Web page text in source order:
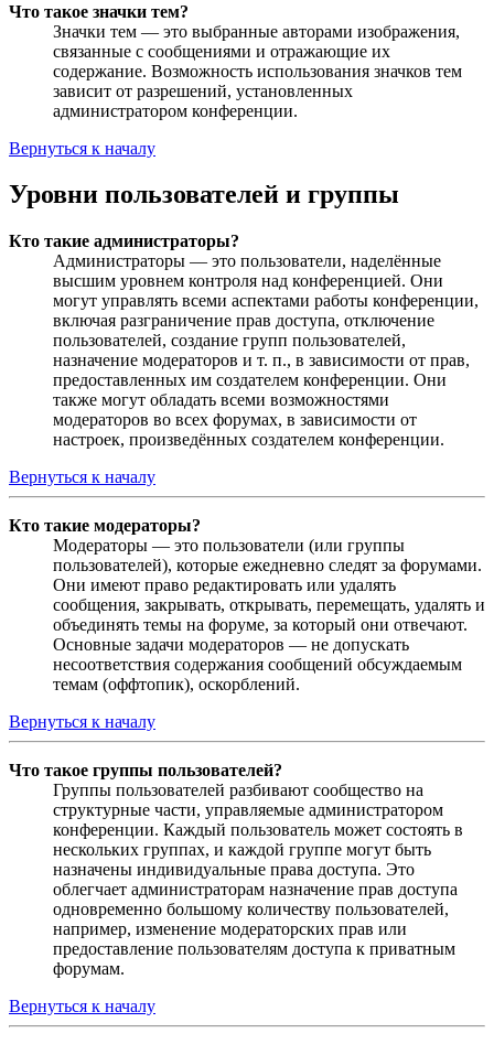
Что такое значки тем?
Значки тем — это выбранные авторами изображения,
связанные с сообщениями и отражающие их
содержание. Возможность использования значков тем
зависит от разрешений, установленных
администратором конференции.
Вернуться к началу
Уровни пользователей и группы
Кто такие администраторы?
Администраторы — это пользователи, наделённые
высшим уровнем контроля над конференцией. Они
могут управлять всеми аспектами работы конференции,
включая разграничение прав доступа, отключение
пользователей, создание групп пользователей,
назначение модераторов и т. п., в зависимости от прав,
предоставленных им создателем конференции. Они
также могут обладать всеми возможностями
модераторов во всех форумах, в зависимости от
настроек, произведённых создателем конференции.
Вернуться к началу
Кто такие модераторы?
Модераторы — это пользователи (или группы
пользователей), которые ежедневно следят за форумами.
Они имеют право редактировать или удалять
сообщения, закрывать, открывать, перемещать, удалять и
объединять темы на форуме, за который они отвечают.
Основные задачи модераторов — не допускать
несоответствия содержания сообщений обсуждаемым
темам (оффтопик), оскорблений.
Вернуться к началу
Что такое группы пользователей?
Группы пользователей разбивают сообщество на
структурные части, управляемые администратором
конференции. Каждый пользователь может состоять в
нескольких группах, и каждой группе могут быть
назначены индивидуальные права доступа. Это
облегчает администраторам назначение прав доступа
одновременно большому количеству пользователей,
например, изменение модераторских прав или
предоставление пользователям доступа к приватным
форумам.
Вернуться к началу